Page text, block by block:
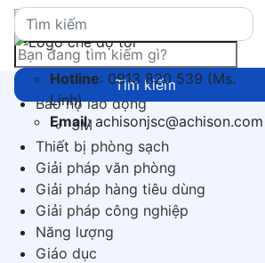
Hotline: 0913 820 539 (Ms.
Linh)
Email: achisonjsc@achison.com
Trang chủ
Bảo hộ lao động
3M
Thiết bị phòng sạch
Giải pháp văn phòng
Giải pháp hàng tiêu dùng
Giải pháp công nghiệp
Năng lượng
Giáo dục